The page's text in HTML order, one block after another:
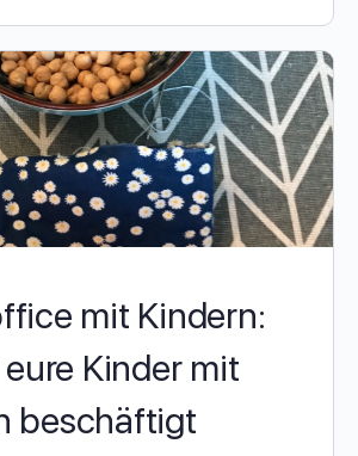
mit Kindern:
Kinder mit
beschäftigt